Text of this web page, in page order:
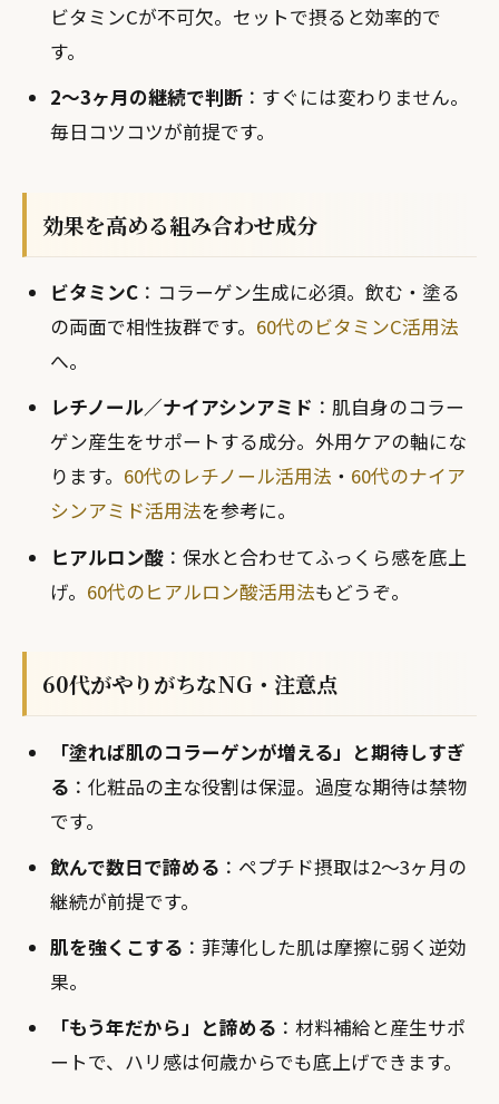
ビタミンCが不可欠。セットで摂ると効率的で
す。
2〜3ヶ月の継続で判断 ：すぐには変わりません。
毎日コツコツが前提です。
効果を高める組み合わせ成分
ビタミンC ：コラーゲン生成に必須。飲む・塗る
の両面で相性抜群です。 60代のビタミンC活用法
へ。
レチノール／ナイアシンアミド ：肌自身のコラー
ゲン産生をサポートする成分。外用ケアの軸にな
ります。 60代のレチノール活用法 ・ 60代のナイア
シンアミド活用法を参考に。
ヒアルロン酸 ：保水と合わせてふっくら感を底上
げ。 60代のヒアルロン酸活用法もどうぞ。
60代がやりがちなNG・注意点
「塗れば肌のコラーゲンが増える」と期待しすぎ
る ：化粧品の主な役割は保湿。過度な期待は禁物
です。
飲んで数日で諦める ：ペプチド摂取は2〜3ヶ月の
継続が前提です。
肌を強くこする ：菲薄化した肌は摩擦に弱く逆効
果。
「もう年だから」と諦める ：材料補給と産生サポ
ートで、ハリ感は何歳からでも底上げできます。